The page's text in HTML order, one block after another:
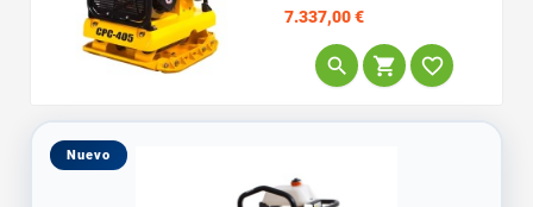
Compactación Pesada
diseñado para
grandes...
7.337,00 €Precio
  
Nuevo